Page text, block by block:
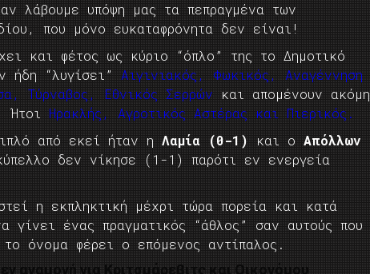
λάβουμε υπόψη μας τα πεπραγμένα των
που μόνο ευκαταφρόνητα δεν είναι!
και φέτος ως κύριο “όπλο” της το Δημοτικό
ήδη “λυγίσει” Αιγινιακός, Φωκικός, Αναγέννηση
Τύρναβος, Εθνικός Σερρών και απομένουν ακόμη
Ήτοι Ηρακλής, Αγροτικός Αστέρας και Πιερικός.
από εκεί ήταν η Λαμία (0-1) και ο Απόλλων
δεν νίκησε (1-1) παρότι εν ενεργεία
η εκπληκτική μέχρι τώρα πορεία και κατά
γίνει ένας πραγματικός “άθλος” σαν αυτούς που
όνομα φέρει ο επόμενος αντίπαλος.
αναμονή για Κριτσμάρεβιτς και Οικονόμου